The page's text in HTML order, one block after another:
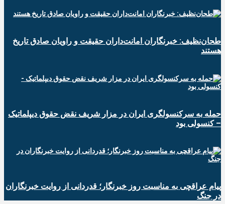
طحان‌نظیف: خبرنگاران امانت‌داران حقیقت و راویان صادق تاریخ‌
هستند
حمله به سرکنسولگری ایران در مزار شریف نقض حقوق دیپلماتیک
– کنسولی بود
پیام عراقچی به مناسبت روز خبرنگار؛ قدردانی از روایت خبرنگاران
در جنگ